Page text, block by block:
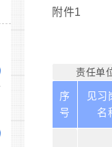
附件1
责任单
序
号
见习
名